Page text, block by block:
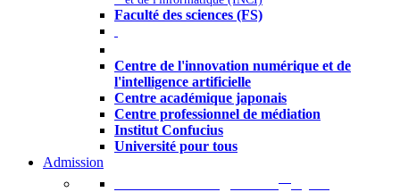
Faculté des sciences (FS)
Centre de l'innovation numérique et de
l'intelligence artificielle
Centre académique japonais
Centre professionnel de médiation
Institut Confucius
Université pour tous
Admission